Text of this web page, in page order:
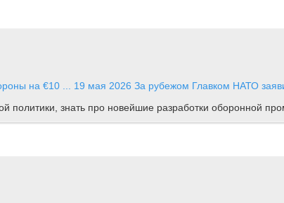
на €10 ... 19 мая 2026 За рубежом Главком НАТО
политики, знать про новейшие разработки оборонной